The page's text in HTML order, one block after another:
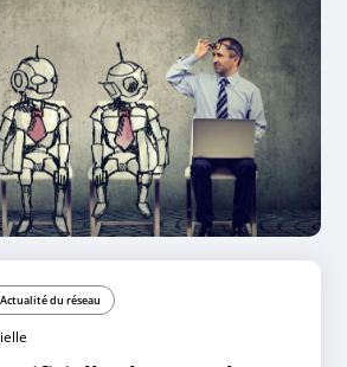
Actualité du réseau